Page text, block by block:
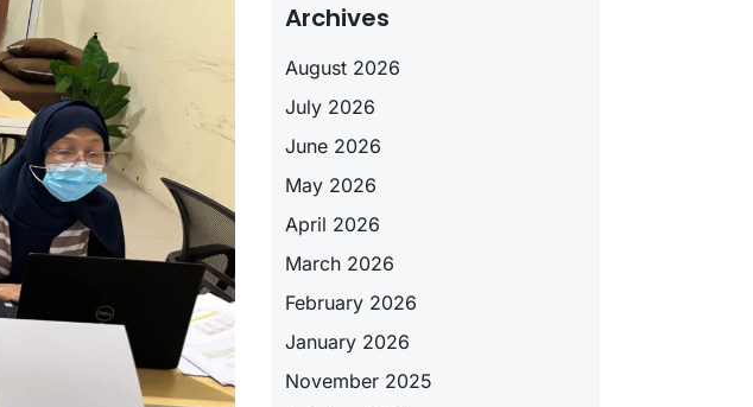
Archives
August 2026
July 2026
June 2026
May 2026
April 2026
March 2026
February 2026
January 2026
November 2025